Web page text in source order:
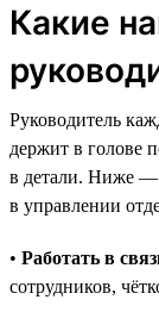
Какие
Руководитель
держит в голове
в детали. Ниже —
в управлении
• Работать в
сотрудников,